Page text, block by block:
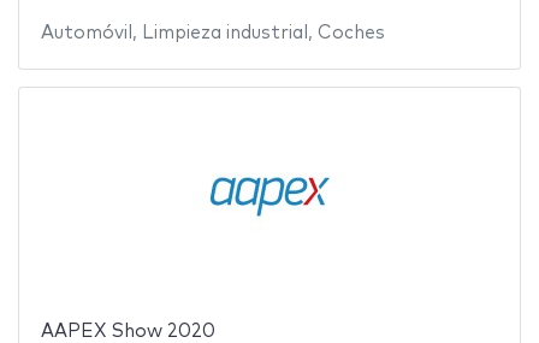
Automóvil , Limpieza industrial , Coches
AAPEX Show 2020